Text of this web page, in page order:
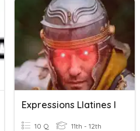
Expressions Llatines I
10 Q 11th - 12th